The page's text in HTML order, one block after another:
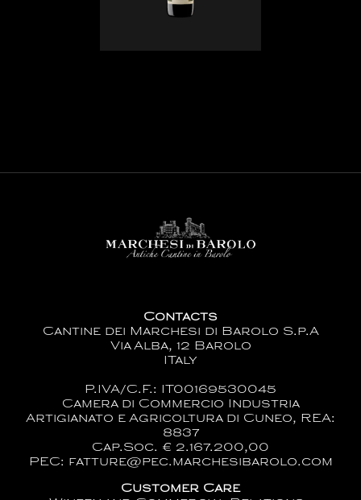
Contacts
Cantine dei Marchesi di Barolo S.p.A
Via Alba, 12 Barolo
ITaly
P.IVA/C.F.: IT00169530045
Camera di Commercio Industria
Artigianato e Agricoltura di Cuneo, REA:
8837
Cap.Soc. € 2.167.200,00
PEC: fatture@pec.marchesibarolo.com
Customer Care